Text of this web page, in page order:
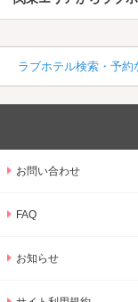
ラブホテル検索・予約
お問い合わせ
FAQ
お知らせ